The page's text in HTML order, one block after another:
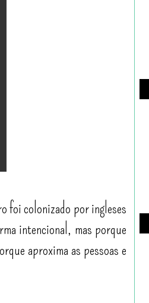
foi colonizado por ingleses
intencional, mas porque
aproxima as pessoas e